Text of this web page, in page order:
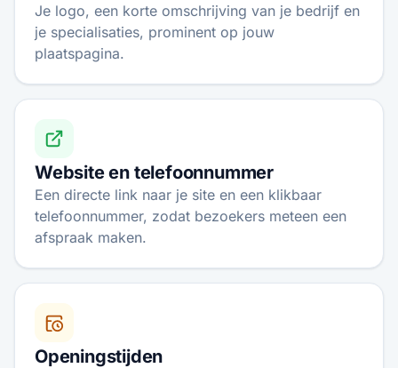
Je logo, een korte omschrijving van je bedrijf en
je specialisaties, prominent op jouw
plaatspagina.
Website en telefoonnummer
Een directe link naar je site en een klikbaar
telefoonnummer, zodat bezoekers meteen een
afspraak maken.
Openingstijden